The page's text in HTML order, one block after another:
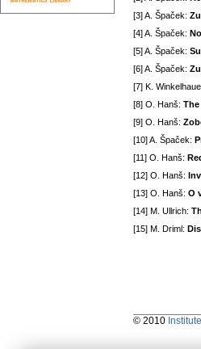
[3] A. Špaček:
[4] A. Špaček:
[5] A. Špaček:
[6] A. Špaček:
[7] K.
[8] O. Hanš:
[9] O. Hanš:
[10] A. Špaček:
[11] O. Hanš:
[12] O. Hanš:
[13] O. Hanš: O
[14] M. Ullrich:
[15] M. Driml:
© 2010